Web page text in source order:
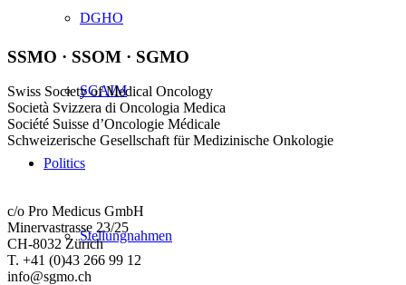
DGHO
SGAIM
Politics
Stellungnahmen
SSMO · SSOM · SGMO
Swiss Society of Medical Oncology
Società Svizzera di Oncologia Medica
Société Suisse d’Oncologie Médicale
Schweizerische Gesellschaft für Medizinische Onkologie
c/o Pro Medicus GmbH
Minervastrasse 23/25
CH-8032 Zürich
T. +41 (0)43 266 99 12
info@sgmo.ch